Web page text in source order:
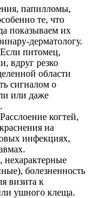
папилломы,
те, что
показываем их
дерматологу.
питомец,
вдруг резко
области
сигналом о
или даже
когтей,
на
инфекциях,
болезненность
визита к
ушного клеща.